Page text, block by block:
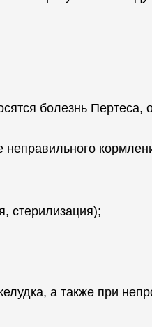
болезнь Пертеса,
неправильного
стерилизация);
а также при